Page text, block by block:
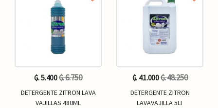
₲. 5.400₲. 6.750
DETERGENTE ZITRON LAVA
VAJILLAS 480ML
₲. 41.000₲. 48.250
DETERGENTE ZITRON
LAVAVAJILLA 5LT